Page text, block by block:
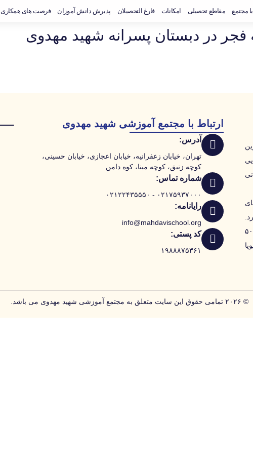
مجتمع مقاطع تحصیلی امکانات فارغ التحصیلان پذیرش دانش آموزان فرصت های همکاری
در دبستان پسرانه شهید مهدوی
فضای
کادری مجرب و متعهد شامل بیش از ۵۰۰
ارتباط با مجتمع آموزشی شهید مهدوی
آدرس:
تهران، خیابان زعفرانیه، خیابان اعجازی، خیابان حسینی،
کوچه زنبق، کوچه مینا، کوه دامن
شماره تماس:
۰۲۱۷۵۹۳۷۰۰۰ - ۰۲۱۲۲۴۳۵۵۵۰
رایانامه:
info@mahdavischool.org
کد پستی:
۱۹۸۸۸۷۵۳۶۱
© ۲۰۲۶ تمامی حقوق این سایت متعلق به مجتمع آموزشی شهید مهدوی می باشد.